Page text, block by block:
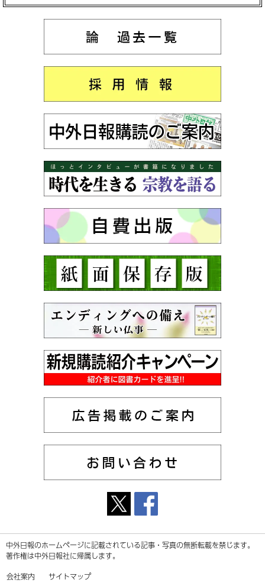
中外日報のホームページに記載されている記事・写真の無断転載を禁じます。
著作権は中外日報社に帰属します。
会社案内
サイトマップ